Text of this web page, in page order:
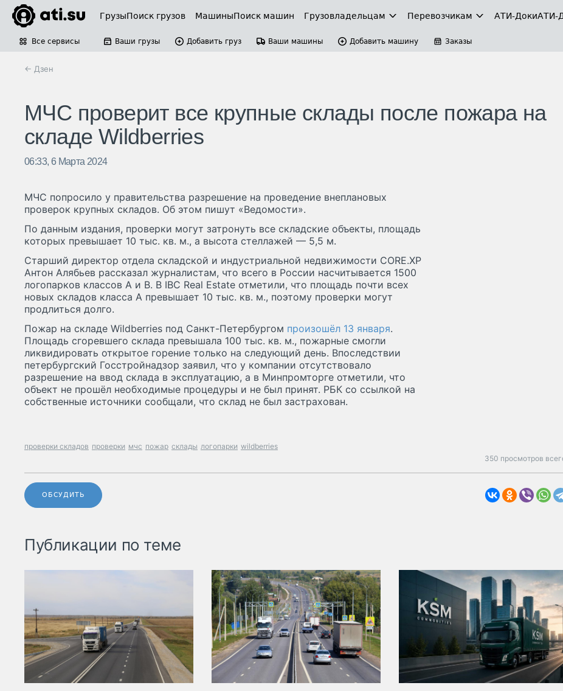
ГрузыПоиск грузов МашиныПоиск машин Грузовладельцам Перевозчикам АТИ-ДокиАТИ-
Все сервисы Ваши грузы Добавить груз Ваши машины Добавить машину Заказы
← Дзен
МЧС проверит все крупные склады после пожара на
складе Wildberries
06:33, 6 Марта 2024
МЧС попросило у правительства разрешение на проведение внеплановых
проверок крупных складов. Об этом пишут «Ведомости».
По данным издания, проверки могут затронуть все складские объекты, площадь
которых превышает 10 тыс. кв. м., а высота стеллажей — 5,5 м.
Старший директор отдела складской и индустриальной недвижимости CORE.XP
Антон Алябьев рассказал журналистам, что всего в России насчитывается 1500
логопарков классов А и В. В IBC Real Estate отметили, что площадь почти всех
новых складов класса А превышает 10 тыс. кв. м., поэтому проверки могут
продлиться долго.
Пожар на складе Wildberries под Санкт-Петербургом произошёл 13 января.
Площадь сгоревшего склада превышала 100 тыс. кв. м., пожарные смогли
ликвидировать открытое горение только на следующий день. Впоследствии
петербургский Госстройнадзор заявил, что у компании отсутствовало
разрешение на ввод склада в эксплуатацию, а в Минпромторге отметили, что
объект не прошёл необходимые процедуры и не был принят. РБК со ссылкой на
собственные источники сообщали, что склад не был застрахован.
проверки складов проверки мчс пожар склады логопарки wildberries
350 просмотров
ОБСУДИТЬ
Публикации по теме